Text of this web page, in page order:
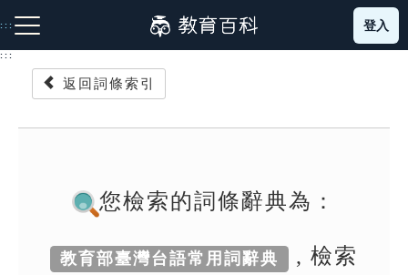
到
主
::: 登入
:::
返回詞條索引
您檢索的詞條辭典為：
教育部臺灣台語常用詞辭典 , 檢索